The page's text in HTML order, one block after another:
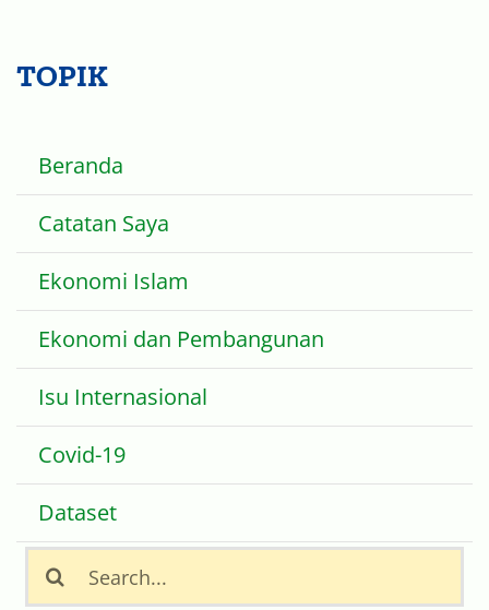
TOPIK
Beranda
Catatan Saya
Ekonomi Islam
Ekonomi dan Pembangunan
Isu Internasional
Covid-19
Dataset
Search